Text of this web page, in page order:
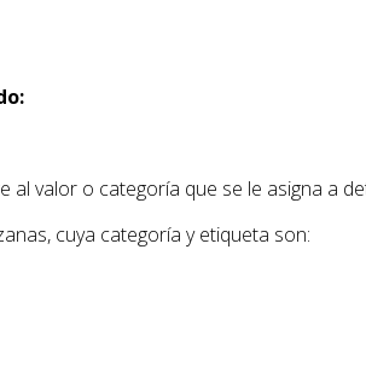
al valor o categoría que se le asigna a
cuya categoría y etiqueta son: